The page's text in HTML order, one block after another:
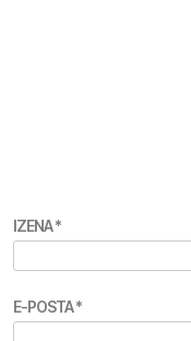
IZENA*
E-POSTA*